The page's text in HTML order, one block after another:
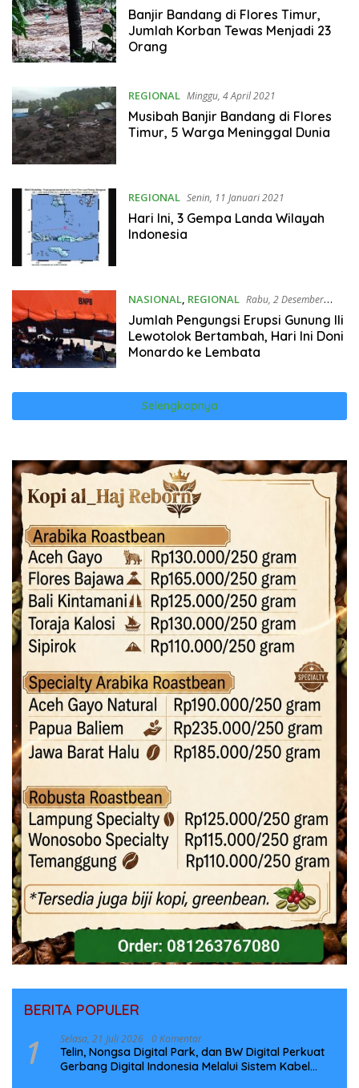
Banjir Bandang di Flores Timur,
Jumlah Korban Tewas Menjadi 23
Orang
REGIONAL Minggu, 4 April 2021
Musibah Banjir Bandang di Flores
Timur, 5 Warga Meninggal Dunia
REGIONAL Senin, 11 Januari 2021
Hari Ini, 3 Gempa Landa Wilayah
Indonesia
NASIONAL, REGIONAL Rabu, 2 Desember
2020
Jumlah Pengungsi Erupsi Gunung Ili
Lewotolok Bertambah, Hari Ini Doni
Monardo ke Lembata
Selengkapnya
BERITA POPULER
1 Selasa, 21 Juli 2026 0 Komentar
Telin, Nongsa Digital Park, dan BW Digital Perkuat
Gerbang Digital Indonesia Melalui Sistem Kabel